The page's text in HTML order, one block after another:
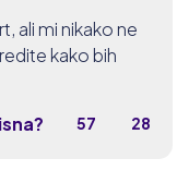
ali mi nikako ne
kako bih
57 28